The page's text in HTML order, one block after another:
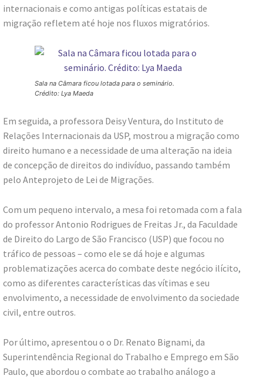
internacionais e como antigas políticas estatais de
migração refletem até hoje nos fluxos migratórios.
Sala na Câmara ficou lotada para o seminário.
Crédito: Lya Maeda
Em seguida, a professora Deisy Ventura, do Instituto de
Relações Internacionais da USP, mostrou a migração como
direito humano e a necessidade de uma alteração na ideia
de concepção de direitos do indivíduo, passando também
pelo Anteprojeto de Lei de Migrações.
Com um pequeno intervalo, a mesa foi retomada com a fala
do professor Antonio Rodrigues de Freitas Jr., da Faculdade
de Direito do Largo de São Francisco (USP) que focou no
tráfico de pessoas – como ele se dá hoje e algumas
problematizações acerca do combate deste negócio ilícito,
como as diferentes características das vítimas e seu
envolvimento, a necessidade de envolvimento da sociedade
civil, entre outros.
Por último, apresentou o o Dr. Renato Bignami, da
Superintendência Regional do Trabalho e Emprego em São
Paulo, que abordou o combate ao trabalho análogo a